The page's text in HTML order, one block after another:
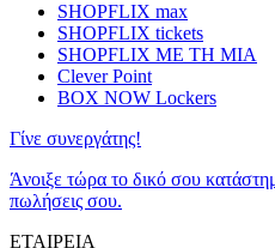
SHOPFLIX max
SHOPFLIX tickets
SHOPFLIX ΜΕ ΤΗ ΜΙΑ
Clever Point
BOX NOW Lockers
Γίνε συνεργάτης!
Άνοιξε τώρα το δικό σου
πωλήσεις σου.
ΕΤΑΙΡΕΙΑ